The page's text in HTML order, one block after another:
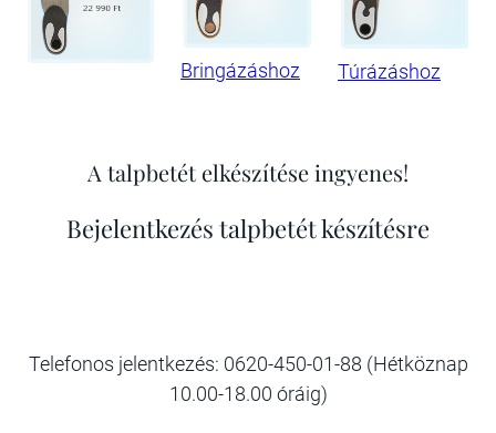
Bringázáshoz Túrázáshoz
A talpbetét elkészítése ingyenes!
Bejelentkezés talpbetét készítésre
Telefonos jelentkezés: 0620-450-01-88 (Hétköznap
10.00-18.00 óráig)